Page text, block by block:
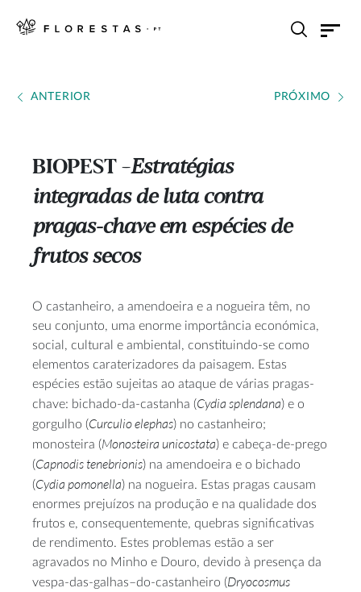
ANTERIOR PRÓXIMO
BIOPEST --- Estratégias
integradas de luta contra
pragas-chave em espécies de
frutos secos
O castanheiro, a amendoeira e a nogueira têm, no
seu conjunto, uma enorme importância económica,
social, cultural e ambiental, constituindo-se como
elementos caraterizadores da paisagem. Estas
espécies estão sujeitas ao ataque de várias pragas-
chave: bichado-da-castanha (Cydia splendana) e o
gorgulho (Curculio elephas) no castanheiro;
monosteira (Monosteira unicostata) e cabeça-de-prego
(Capnodis tenebrionis) na amendoeira e o bichado
(Cydia pomonella) na nogueira. Estas pragas causam
enormes prejuízos na produção e na qualidade dos
frutos e, consequentemente, quebras significativas
de rendimento. Estes problemas estão a ser
agravados no Minho e Douro, devido à presença da
vespa-das-galhas–do-castanheiro (Dryocosmus